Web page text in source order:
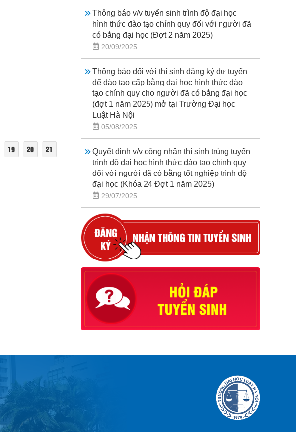
19 20
21
Thông báo v/v tuyển sinh trình độ đại học
hình thức đào tạo chính quy đối với người đã
có bằng đại học (Đợt 2 năm 2025)
20/09/2025
Thông báo đối với thí sinh đăng ký dự tuyển
để đào tạo cấp bằng đại học hình thức đào
tạo chính quy cho người đã có bằng đại học
(đợt 1 năm 2025) mở tại Trường Đại học
Luật Hà Nội
05/08/2025
Quyết định v/v công nhận thí sinh trúng tuyển
trình độ đại học hình thức đào tạo chính quy
đối với người đã có bằng tốt nghiệp trình độ
đại học (Khóa 24 Đợt 1 năm 2025)
29/07/2025